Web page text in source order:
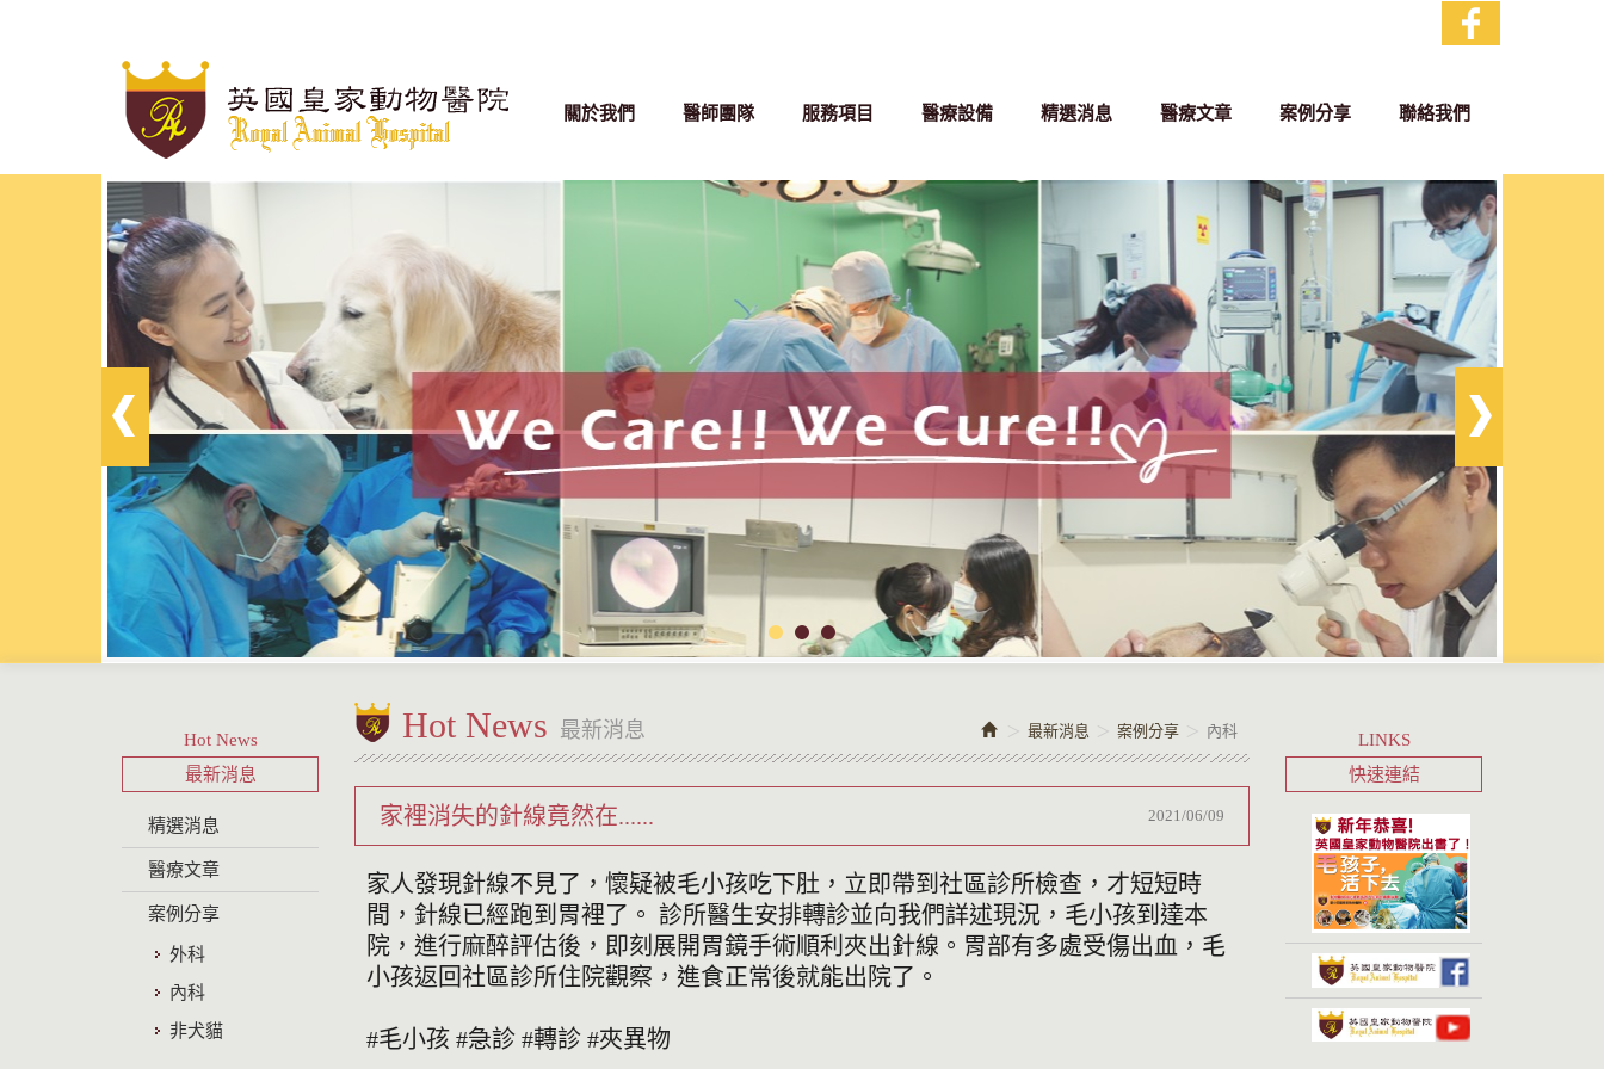
關於我們 醫師團隊 服務項目 醫療設備 精選消息 醫療文章 案例分享 聯絡我們
Hot News
最新消息
精選消息
醫療文章
案例分享
外科
內科
非犬貓
最新消息 案例分享 內科
Hot News 最新消息
2021/06/09
家裡消失的針線竟然在......
家人發現針線不見了，懷疑被毛小孩吃下肚，立即帶到社區診所檢查，才短短時
間，針線已經跑到胃裡了。 診所醫生安排轉診並向我們詳述現況，毛小孩到達本
院，進行麻醉評估後，即刻展開胃鏡手術順利夾出針線。胃部有多處受傷出血，毛
小孩返回社區診所住院觀察，進食正常後就能出院了。
#毛小孩 #急診 #轉診 #夾異物
LINKS
快速連結